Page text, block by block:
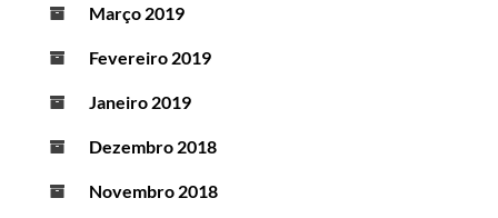
Março 2019
Fevereiro 2019
Janeiro 2019
Dezembro 2018
Novembro 2018